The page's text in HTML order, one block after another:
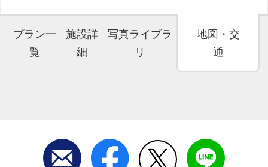
プラン一
覧
施設詳
細
写真ライブラ
リ
地図・交
通